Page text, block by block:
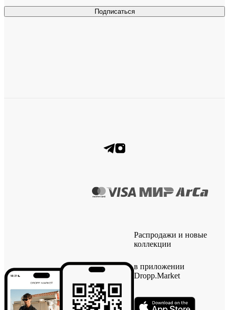
Подписаться
Распродажи и новые
коллекции
в приложении
Dropp.Market